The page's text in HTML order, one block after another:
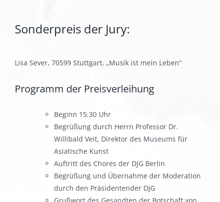
Sonderpreis der Jury:
Lisa Sever, 70599 Stuttgart, „Musik ist mein Leben“
Programm der Preisverleihung
Beginn 15:30 Uhr
Begrüßung durch Herrn Professor Dr.
Willibald Veit, Direktor des Museums für
Asiatische Kunst
Auftritt des Chores der DJG Berlin
Begrüßung und Übernahme der Moderation
durch den Präsidentender DJG